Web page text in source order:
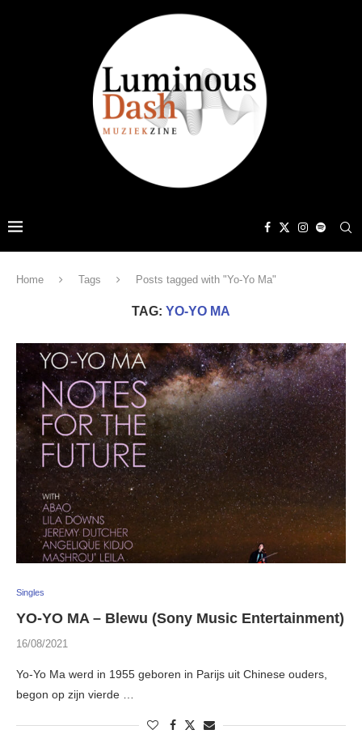
Home Tags Posts tagged with "Yo-Yo Ma"
TAG: YO-YO MA
Singles
YO-YO MA – Blewu (Sony Music Entertainment)
16/08/2021
Yo-Yo Ma werd in 1955 geboren in Parijs uit Chinese ouders,
begon op zijn vierde …